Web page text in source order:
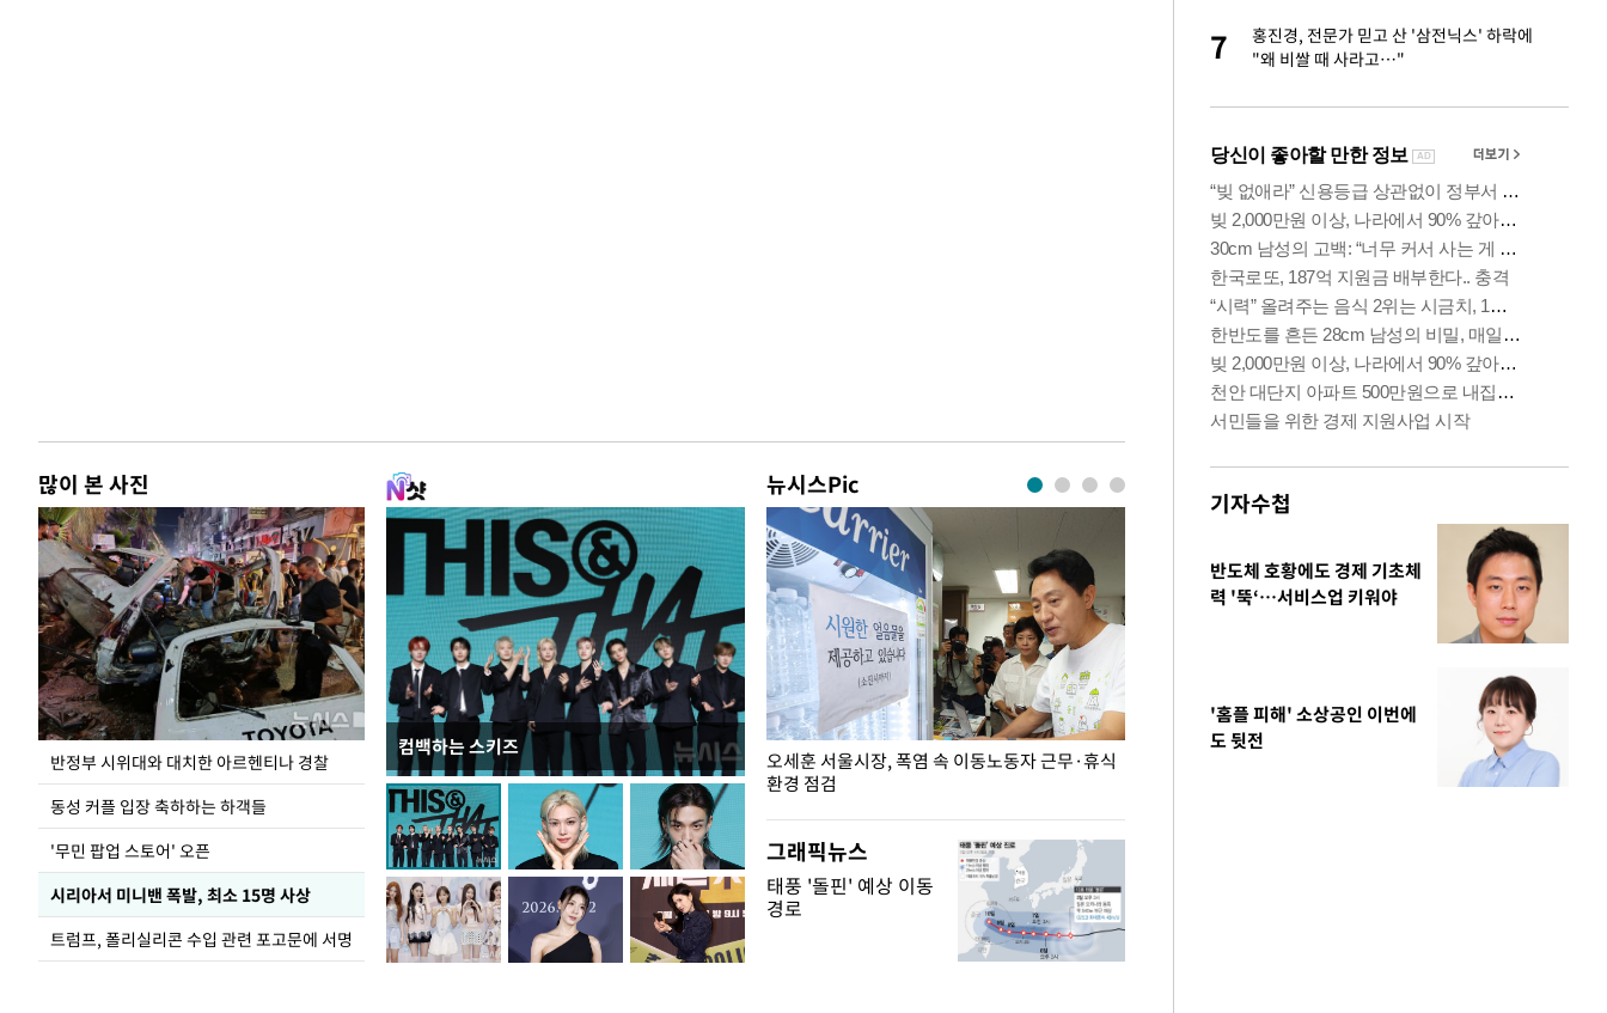
많이 본 사진
반정부 시위대와 대치한 아르헨티나 경찰
동성 커플 입장 축하하는 하객들
'무민 팝업 스토어' 오픈
시리아서 미니밴 폭발, 최소 15명 사상
트럼프, 폴리실리콘 수입 관련 포고문에 서명
컴백하는 스키즈
뉴시스Pic
이 대통령, 軍 장성 진급자들에게 삼정검 수치 수
여
오세훈 서울시장, 폭염 속 이동노동자 근무·휴식
환경 점검
정동영, 北 '조
숙 후에 하겠다
그래픽뉴스
태풍 '돌핀' 예상 이동
경로
7
홍진경, 전문가 믿고 산 '삼전닉스' 하락에
"왜 비쌀 때 사라고…"
기자수첩
반도체 호황에도 경제 기초체
력 '뚝‘…서비스업 키워야
'홈플 피해' 소상공인 이번에
도 뒷전